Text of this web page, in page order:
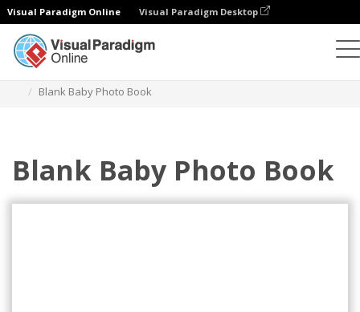
Visual Paradigm Online Visual Paradigm Desktop
Blank Baby Photo Book
Blank Baby Photo Book